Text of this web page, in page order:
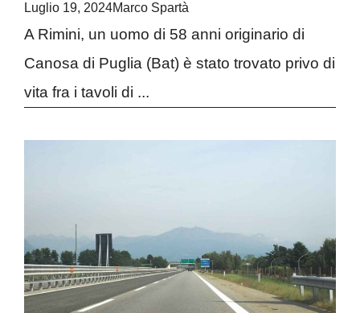
Luglio 19, 2024Marco Spartà
A Rimini, un uomo di 58 anni originario di
Canosa di Puglia (Bat) è stato trovato privo di
vita fra i tavoli di ...